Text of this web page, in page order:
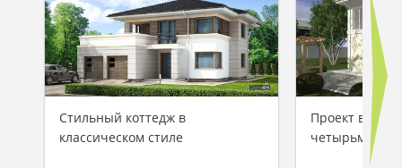
Стильный коттедж в
классическом стиле
Проект
четырьмя